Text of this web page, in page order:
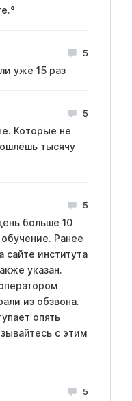
5
уже 15 раз
5
Которые не
тысячу
5
больше 10
Ранее
сайте института
указан.
из обзвона.
опять
5